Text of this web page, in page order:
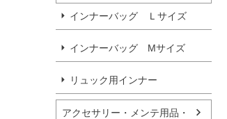
インナーバッグ Ｌサイズ
インナーバッグ Мサイズ
リュック用インナー
アクセサリー・メンテ用品・